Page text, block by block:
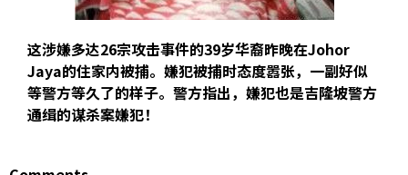
这涉嫌多达26宗攻击事件的39岁华裔昨晚在Johor
Jaya的住家内被捕。嫌犯被捕时态度嚣张，一副好似
等警方等久了的样子。警方指出，嫌犯也是吉隆坡警方
通缉的谋杀案嫌犯！